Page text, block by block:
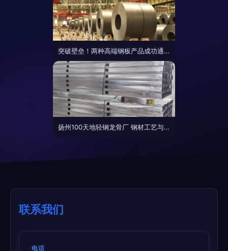
突破壁垒！两种高端钢板产品成功通过本田汽车认证
扬州100天地轻钢龙骨厂 钢材工艺与建筑品质的双重保障
联系我们
电话